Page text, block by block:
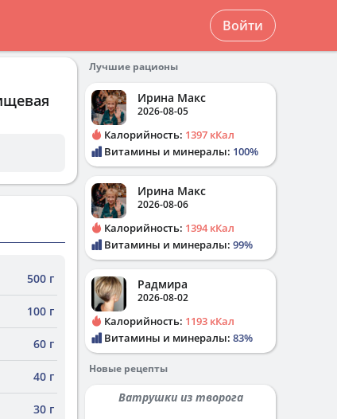
Войти
500 г
100 г
60 г
40 г
30 г
Лучшие рационы
Ирина Макс
2026-08-05
Калорийность: 1397 кКал
Витамины и минералы: 100%
Ирина Макс
2026-08-06
Калорийность: 1394 кКал
Витамины и минералы: 99%
Радмира
2026-08-02
Калорийность: 1193 кКал
Витамины и минералы: 83%
Новые рецепты
Ватрушки из творога